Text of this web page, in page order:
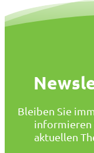
Bleiben Sie
informieren
aktuellen